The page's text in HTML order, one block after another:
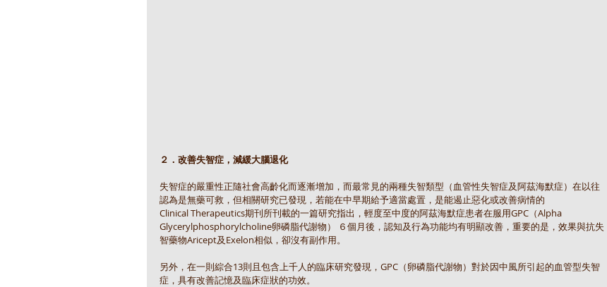
２．改善失智症，減緩大腦退化
失智症的嚴重性正隨社會高齡化而逐漸增加，而最常見的兩種失智類型（血管性失智症及阿茲海默症）在以往
認為是無藥可救，但相關研究已發現，若能在中早期給予適當處置，是能遏止惡化或改善病情的
Clinical Therapeutics期刊所刊載的一篇研究指出，輕度至中度的阿茲海默症患者在服用GPC（Alpha
Glycerylphosphorylcholine卵磷脂代謝物） ６個月後，認知及行為功能均有明顯改善，重要的是，效果與抗失
智藥物Aricept及Exelon相似，卻沒有副作用。
另外，在一則綜合13則且包含上千人的臨床研究發現，GPC（卵磷脂代謝物）對於因中風所引起的血管型失智
症，具有改善記憶及臨床症狀的功效。